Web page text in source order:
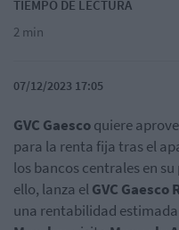
TIEMPO DE LECTURA
2 min
07/12/2023 17:05
GVC Gaescoquiere
para la renta fija tras el
los bancos centrales en
ello, lanza elGVC
una rentabilidad estimada